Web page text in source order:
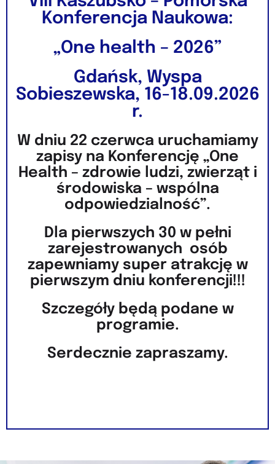
Konferencja Naukowa:
„One health – 2026”
Gdańsk, Wyspa
Sobieszewska, 16-18.09.2026
r.
W dniu 22 czerwca uruchamiamy
zapisy na Konferencję „One
Health – zdrowie ludzi, zwierząt i
środowiska – wspólna
odpowiedzialność”.
Dla pierwszych 30 w pełni
zarejestrowanych osób
zapewniamy super atrakcję w
pierwszym dniu konferencji!!!
Szczegóły będą podane w
programie.
Serdecznie zapraszamy.